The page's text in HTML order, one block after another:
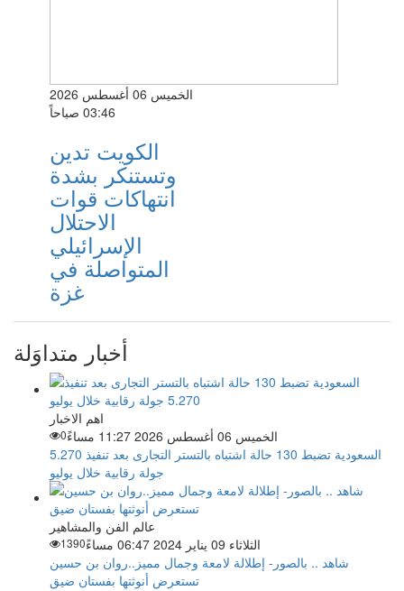
الخميس 06 أغسطس 2026
03:46 صباحاً
الكويت تدين
وتستنكر بشدة
انتهاكات قوات
الاحتلال
الإسرائيلي
المتواصلة في
غزة
أخبار متداوَلة
اهم الاخبار
الخميس 06 أغسطس 2026 11:27 مساءً
0
السعودية تضبط 130 حالة اشتباه بالتستر التجارى بعد تنفيذ 5.270
جولة رقابية خلال يوليو
عالم الفن والمشاهير
الثلاثاء 09 يناير 2024 06:47 مساءً
1390
شاهد .. بالصور- إطلالة لامعة وجمال مميز..روان بن حسين
تستعرض أنوثتها بفستان ضيق